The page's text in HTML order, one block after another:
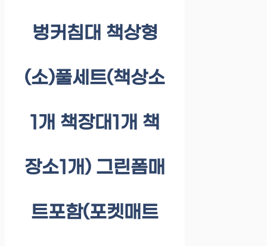
벙커침대 책상형
(소)풀세트(책상소
1개 책장대1개 책
장소1개) 그린폼매
트포함(포켓매트